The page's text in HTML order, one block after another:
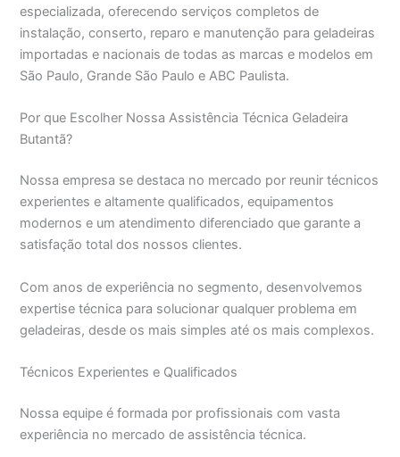
especializada, oferecendo serviços completos de
instalação, conserto, reparo e manutenção para geladeiras
importadas e nacionais de todas as marcas e modelos em
São Paulo, Grande São Paulo e ABC Paulista.
Por que Escolher Nossa Assistência Técnica Geladeira
Butantã?
Nossa empresa se destaca no mercado por reunir técnicos
experientes e altamente qualificados, equipamentos
modernos e um atendimento diferenciado que garante a
satisfação total dos nossos clientes.
Com anos de experiência no segmento, desenvolvemos
expertise técnica para solucionar qualquer problema em
geladeiras, desde os mais simples até os mais complexos.
Técnicos Experientes e Qualificados
Nossa equipe é formada por profissionais com vasta
experiência no mercado de assistência técnica.